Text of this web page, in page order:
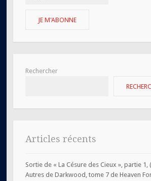
JE M'ABONNE
Rechercher
Articles récents
Sortie de « La Césure des Cieux », partie 1,
Autres de Darkwood, tome 7 de Heaven